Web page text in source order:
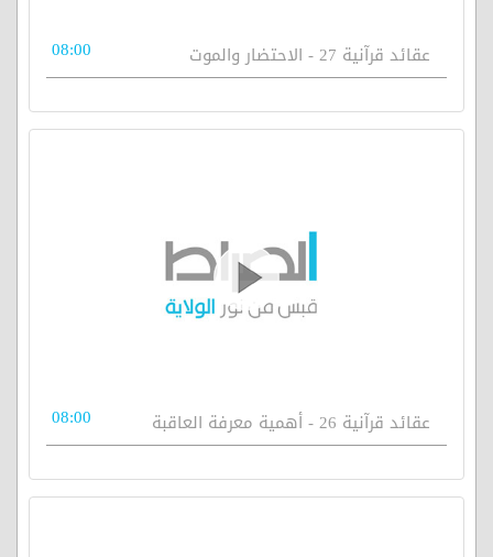
عقائد قرآنية 27 - الاحتضار والموت 08:00
عقائد قرآنية 26 - أهمية معرفة العاقبة 08:00